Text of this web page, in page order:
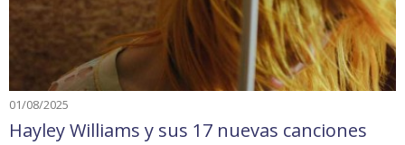
01/08/2025
Hayley Williams y sus 17 nuevas canciones